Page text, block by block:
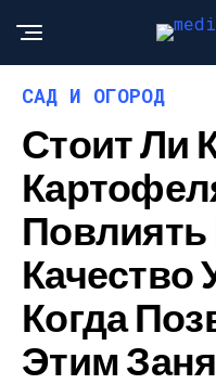
САД И ОГОРОД
Стоит Ли
Повлиять
Качество
Когда
Этим